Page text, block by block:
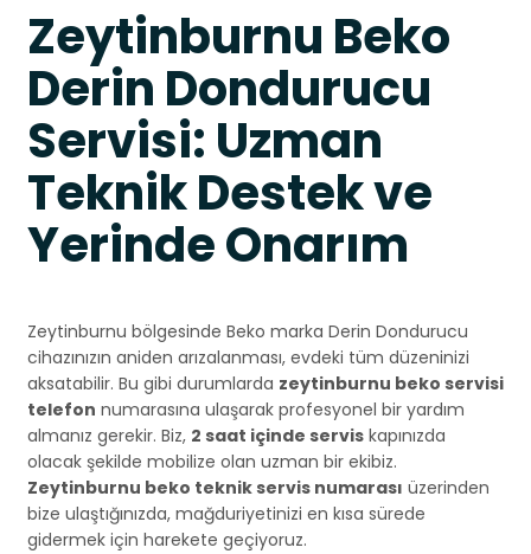
Zeytinburnu Beko
Derin Dondurucu
Servisi: Uzman
Teknik Destek ve
Yerinde Onarım
Zeytinburnu bölgesinde Beko marka Derin Dondurucu
cihazınızın aniden arızalanması, evdeki tüm düzeninizi
aksatabilir. Bu gibi durumlarda zeytinburnu beko servisi
telefon numarasına ulaşarak profesyonel bir yardım
almanız gerekir. Biz, 2 saat içinde servis kapınızda
olacak şekilde mobilize olan uzman bir ekibiz.
Zeytinburnu beko teknik servis numarası üzerinden
bize ulaştığınızda, mağduriyetinizi en kısa sürede
gidermek için harekete geçiyoruz.